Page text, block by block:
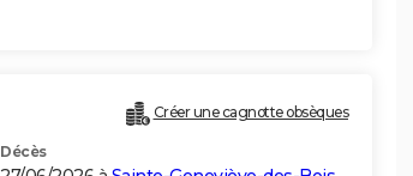
Créer une cagnotte obsèques
Décès